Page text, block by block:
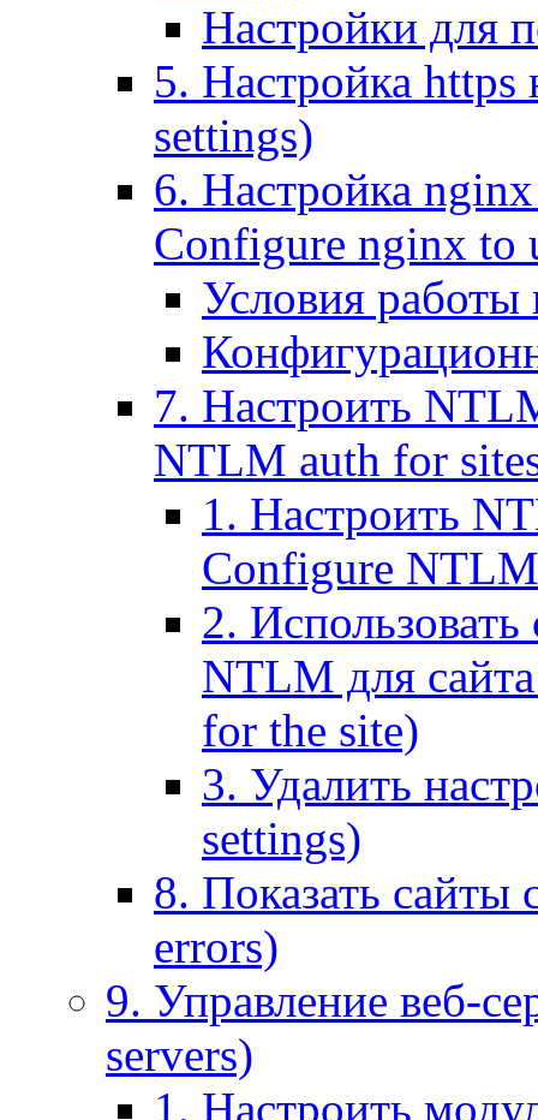
Настройки для
5. Настройка https
settings)
6. Настройка
Configure nginx to
Условия работы
7. Настроить
NTLM auth for
1. Настроить
Configure
2.
NTLM для
for the site)
3. Удалить
settings)
8. Показать
errors)
9. Управление веб-
servers)
1. Настроить